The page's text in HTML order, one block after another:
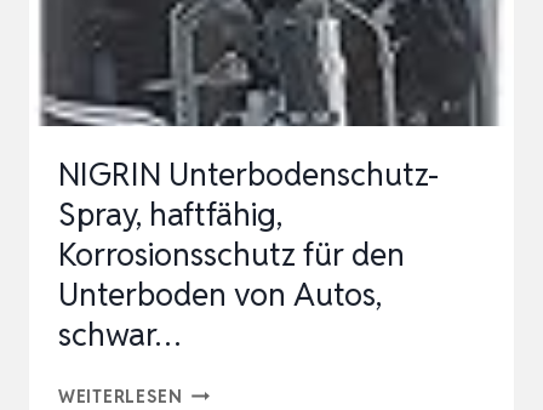
–
KORROSIONSSCHUTZ
SPRAY
ROST
&
FEUCHT…
NIGRIN Unterbodenschutz-
Spray, haftfähig,
Korrosionsschutz für den
Unterboden von Autos,
schwar…
WEITERLESEN NIGRIN